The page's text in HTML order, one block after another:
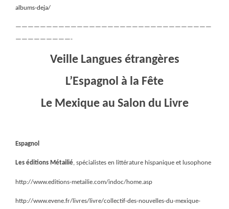
albums-deja/
————————————————————————————————
—————————-
Veille Langues étrangères
L’Espagnol à la Fête
Le Mexique au Salon du Livre
Espagnol
Les éditions Métailié, spécialistes en littérature hispanique et lusophone
http://www.editions-metailie.com/indoc/home.asp
http://www.evene.fr/livres/livre/collectif-des-nouvelles-du-mexique-